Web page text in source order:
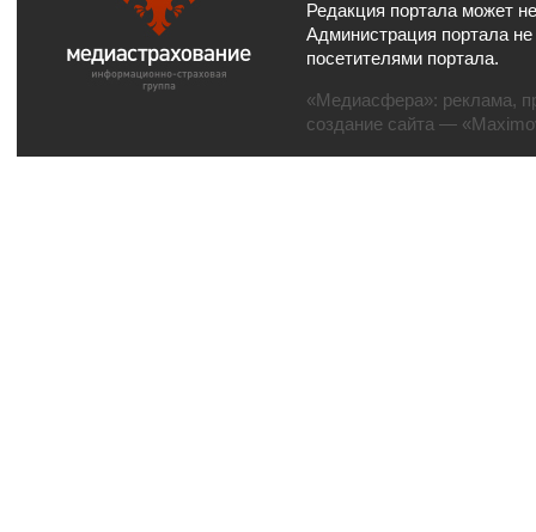
Редакция портала может
Администрация портала
посетителями портала.
«Медиасфера»: реклама,
создание сайта —